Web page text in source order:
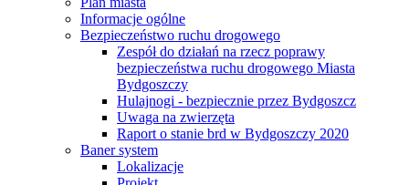
Informacje ogólne
Bezpieczeństwo ruchu drogowego
Zespół do działań na rzecz poprawy
bezpieczeństwa ruchu drogowego Miasta
Bydgoszczy
Hulajnogi - bezpiecznie przez Bydgoszcz
Uwaga na zwierzęta
Raport o stanie brd w Bydgoszczy 2020
Baner system
Lokalizacje